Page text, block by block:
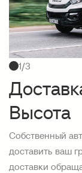
1/3
Высота
Собственный
доставить ваш
доставки